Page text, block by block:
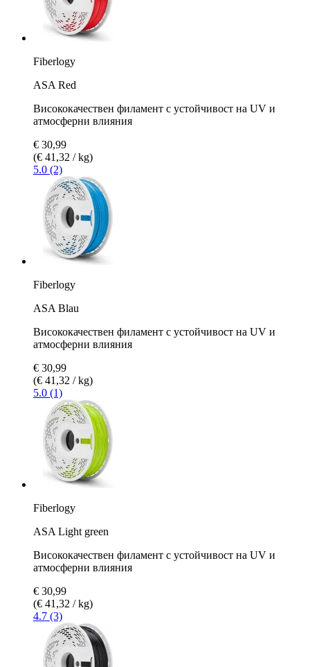
Fiberlogy
ASA Red
Висококачествен филамент с устойчивост на UV и
атмосферни влияния
€ 30,99
(€ 41,32 / kg)
5.0 (2)
Fiberlogy
ASA Blau
Висококачествен филамент с устойчивост на UV и
атмосферни влияния
€ 30,99
(€ 41,32 / kg)
5.0 (1)
Fiberlogy
ASA Light green
Висококачествен филамент с устойчивост на UV и
атмосферни влияния
€ 30,99
(€ 41,32 / kg)
4.7 (3)